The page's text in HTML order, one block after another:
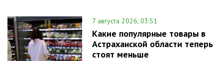
7 августа 2026, 03:51
Какие популярные товары в
Астраханской области теперь
стоят меньше